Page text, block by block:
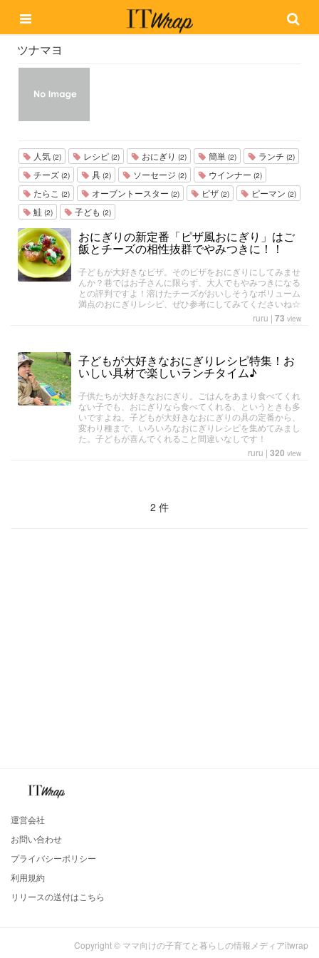
ツナマヨ
人気 (2) レシピ (2) おにぎり (2) 簡単 (2) ランチ (2)
チーズ (2) 具 (2) ソーセージ (2) ウインナー (2)
たらこ (2) オーブントースター (2) ピザ (2) ピーマン (2)
鮭 (2) 子ども (2)
おにぎりの新定番「ピザ風おにぎり」はご
飯とチーズの相性抜群でやみつきに！！
子どもが大好きなピザ。そのピザをおにぎりにしてみませ
んか？巷ではお子さんに限らず、大人でもやみつきになる
との評判ですよ！溶けたチーズがおいしそうなボリューム
満点のおにぎりレシピ、ぜひ参考にしてみてくださいね☆
ruru | 73 view
子どもが大好きなおにぎりレシピ特集！お
いしい具材で楽しいランチタイム♪
子供たちが大好きなおにぎり。ごはんをあまり食べてくれ
ない子でも、おにぎりなら食べてくれる、というときも多
いですよね。子どもが大好きなおにぎりの具の定番から、
変わり種まで、いろいろなおにぎりレシピを集めてみまし
た。子どもが喜んでくれること間違いなしです！
ruru | 320 view
2 件
運営会社
お問い合わせ
プライバシーポリシー
利用規約
リリースの送付はこちら
Copyright © ママ向けの子育てと暮らしの情報メディアitwrap